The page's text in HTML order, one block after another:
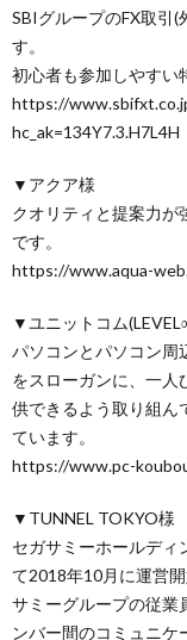
SBIグループのFX取引
す。
初心者も参加しやすい
https://
hc_ak=134Y7.3.H7L4H
▼アクア様
クオリティと提案力が
です。
https://www.aqua-
▼ユニットコム
パソコンとパソコン周
をスローガンに、一人
供できるよう取り組ん
ています。
https://www.pc-
▼TUNNEL TOKYO様
セガサミーホールディ
て2018年10月に運営
サミーグループの従業
ンバー間のコミュニ